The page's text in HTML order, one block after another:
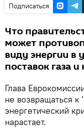
Подписаться
Что
может
виду энергии в
поставок газа и
Глава
не возвращаться к
энергетический
нарастает.